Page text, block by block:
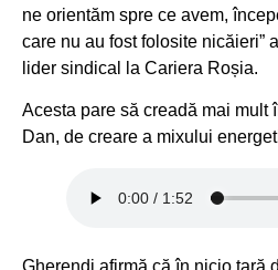
ne orientăm spre ce avem,
care nu au fost folosite nicăieri”
lider sindical la Cariera Roșia.
Acesta pare să creadă mai mult
Dan, de creare a mixului